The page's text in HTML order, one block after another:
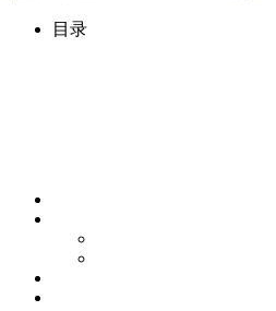
目录